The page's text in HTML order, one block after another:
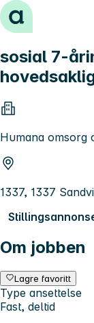
Hopp til innhold
sosial 7-
Humana omsorg
1337, 1337
Om jobben
Lagre favoritt
Type ansettelse
Fast, deltid